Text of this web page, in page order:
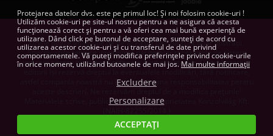
Unele dintre imaginile de pe această pagină sunt doar ilustrații.
Specificațiile tehnice, conținutul pachetelor și cerințele de sistem
indicate pentru produsele software sunt orientative. Dezvoltatorii și
editorii își rezervă dreptul la eventualele modificări, fără notificare,
astfel compania noastră nu își poate asuma responsabilitatea pentru
Materialele scrise, publicate aici, sunt proprietatea Konzolvilág Kft.
Protejarea datelor dvs. este pe primul loc! Și noi folosim cookie-uri !
Utilizăm cookie-uri pe site-ul nostru pentru a ne asigura că acesta
funcționează corect și pentru a vă oferi cea mai bună experiență de
utilizare. Dând click pe butonul de acceptare, sunteți de acord cu
utilizarea acestor cookie-uri și cu transferul de date privind
comportamentele. Vă puteți modifica preferințele privind cookie-urile
în orice moment, utilizând butoanele de mai jos. Mai multe informații
Excludere
Personalizare
ACCEPTAȚI